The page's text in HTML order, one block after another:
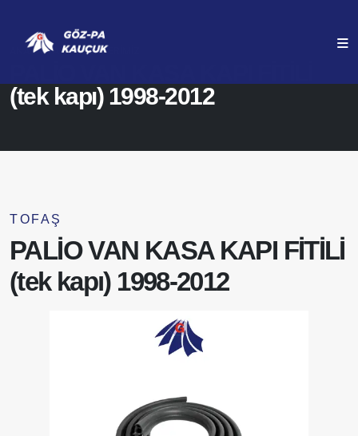
(tek kapı) 1998-2012
ANASAYFA ÜRÜNLERIMIZ
TOFAŞ
PALİO VAN KASA KAPI FİTİLİ
(tek kapı) 1998-2012